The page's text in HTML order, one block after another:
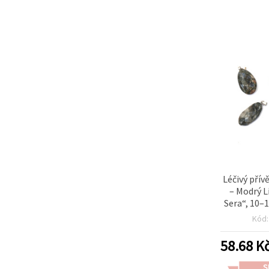
Léčivý
– Modrý
Sera“,
proKód:
58.68